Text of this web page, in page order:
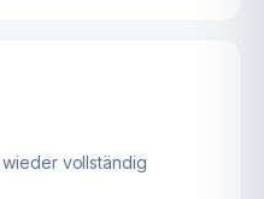
vollständig